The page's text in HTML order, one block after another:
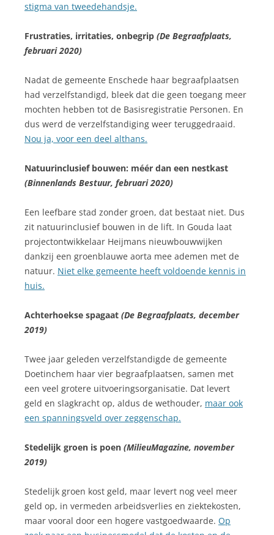
stigma van tweedehandsje.
Frustraties, irritaties, onbegrip (De Begraafplaats,
februari 2020)
Nadat de gemeente Enschede haar begraafplaatsen
had verzelfstandigd, bleek dat die geen toegang meer
mochten hebben tot de Basisregistratie Personen. En
dus werd de verzelfstandiging weer teruggedraaid.
Nou ja, voor een deel althans.
Natuurinclusief bouwen: méér dan een nestkast
(Binnenlands Bestuur, februari 2020)
Een leefbare stad zonder groen, dat bestaat niet. Dus
zit natuurinclusief bouwen in de lift. In Gouda laat
projectontwikkelaar Heijmans nieuwbouwwijken
dankzij een groenblauwe aorta mee ademen met de
natuur. Niet elke gemeente heeft voldoende kennis in
huis.
Achterhoekse spagaat (De Begraafplaats, december
2019)
Twee jaar geleden verzelfstandigde de gemeente
Doetinchem haar vier begraafplaatsen, samen met
een veel grotere uitvoeringsorganisatie. Dat levert
geld en slagkracht op, aldus de wethouder, maar ook
een spanningsveld over zeggenschap.
Stedelijk groen is poen (MilieuMagazine, november
2019)
Stedelijk groen kost geld, maar levert nog veel meer
geld op, in vermeden arbeidsverlies en ziektekosten,
maar vooral door een hogere vastgoedwaarde. Op